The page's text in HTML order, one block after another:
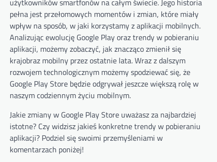
użytkowników smartfonów na całym świecie. Jego historia
pełna jest przełomowych momentów i zmian, które miały
wpływ na sposób, w jaki korzystamy z aplikacji mobilnych.
Analizując ewolucję Google Play oraz trendy w pobieraniu
aplikacji, możemy zobaczyć, jak znacząco zmienił się
krajobraz mobilny przez ostatnie lata. Wraz z dalszym
rozwojem technologicznym możemy spodziewać się, że
Google Play Store będzie odgrywał jeszcze większą rolę w
naszym codziennym życiu mobilnym.
Jakie zmiany w Google Play Store uważasz za najbardziej
istotne? Czy widzisz jakieś konkretne trendy w pobieraniu
aplikacji? Podziel się swoimi przemyśleniami w
komentarzach poniżej!